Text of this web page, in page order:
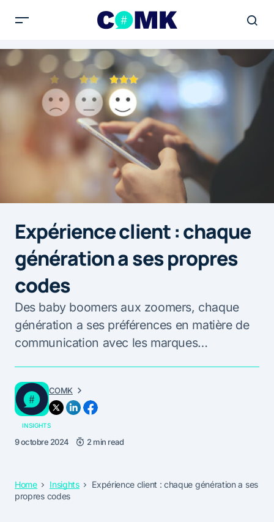
Expérience client : chaque
génération a ses propres
codes
Des baby boomers aux zoomers, chaque
génération a ses préférences en matière de
communication avec les marques…
COMK
INSIGHTS
9 octobre 2024 2 min read
Home Insights
Expérience client : chaque génération a ses
propres codes